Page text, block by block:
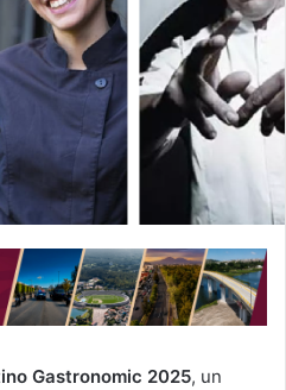
Gastronomic 2025, un